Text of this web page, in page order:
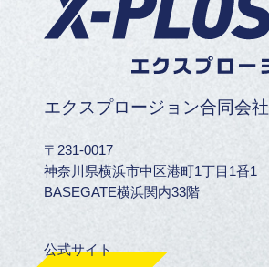
エクスプロージョン合同会社
〒231-0017
神奈川県横浜市中区港町1丁目1番1
BASEGATE横浜関内33階
公式サイト